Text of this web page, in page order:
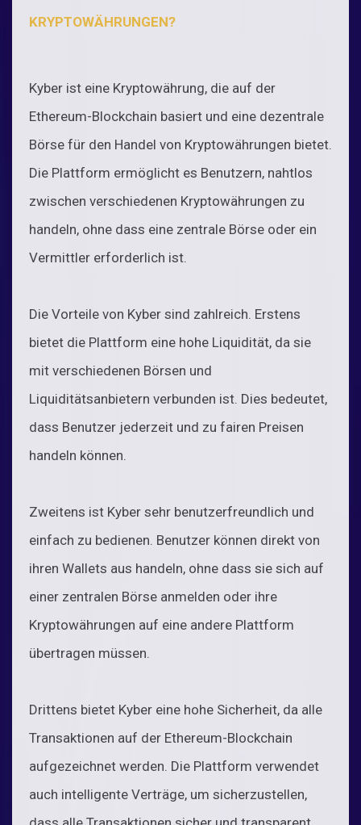
KRYPTOWÄHRUNGEN?
Kyber ist eine Kryptowährung, die auf der
Ethereum-Blockchain basiert und eine dezentrale
Börse für den Handel von Kryptowährungen bietet.
Die Plattform ermöglicht es Benutzern, nahtlos
zwischen verschiedenen Kryptowährungen zu
handeln, ohne dass eine zentrale Börse oder ein
Vermittler erforderlich ist.
Die Vorteile von Kyber sind zahlreich. Erstens
bietet die Plattform eine hohe Liquidität, da sie
mit verschiedenen Börsen und
Liquiditätsanbietern verbunden ist. Dies bedeutet,
dass Benutzer jederzeit und zu fairen Preisen
handeln können.
Zweitens ist Kyber sehr benutzerfreundlich und
einfach zu bedienen. Benutzer können direkt von
ihren Wallets aus handeln, ohne dass sie sich auf
einer zentralen Börse anmelden oder ihre
Kryptowährungen auf eine andere Plattform
übertragen müssen.
Drittens bietet Kyber eine hohe Sicherheit, da alle
Transaktionen auf der Ethereum-Blockchain
aufgezeichnet werden. Die Plattform verwendet
auch intelligente Verträge, um sicherzustellen,